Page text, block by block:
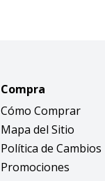
Compra
Cómo Comprar
Mapa del Sitio
Política de Cambios
Promociones